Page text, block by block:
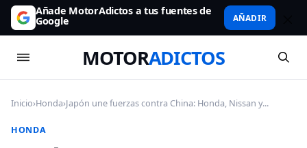
Añade MotorAdictos a tus fuentes de
Google AÑADIR
MOTORADICTOS
Inicio›Honda›Japón une fuerzas contra China: Honda, Nissan y...
HONDA